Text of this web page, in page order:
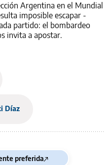
Argentina en el Mundial
imposible escapar -
partido: el bombardeo
invita a apostar.
Díaz
preferida